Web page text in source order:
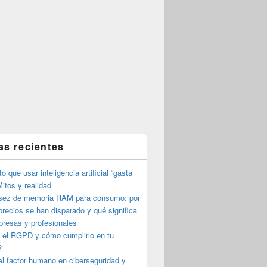
recientes
que usar inteligencia artificial “gasta
y realidad
de memoria RAM para consumo: por
se han disparado y qué significa
y profesionales
el RGPD y cómo cumplirlo en tu
factor humano en ciberseguridad y